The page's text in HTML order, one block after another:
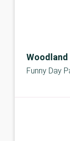
Woodland
Funny Day